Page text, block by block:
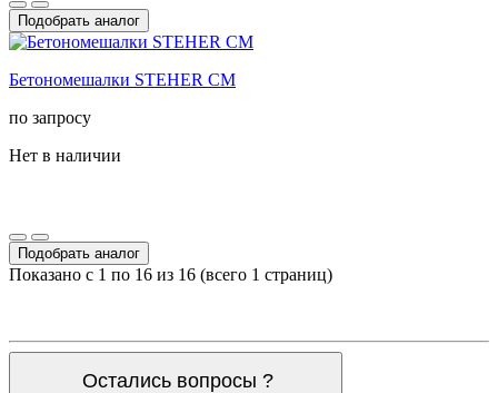
Подобрать аналог
Бетономешалки STEHER CM
по запросу
Нет в наличии
Подобрать аналог
Показано с 1 по 16 из 16 (всего 1 страниц)
Остались вопросы ?